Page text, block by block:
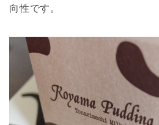
向性です。